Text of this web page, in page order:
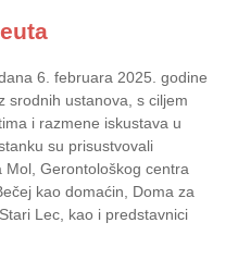
6. februara 2025. godine
srodnih ustanova, s ciljem
i razmene iskustava u
su prisustvovali
Mol, Gerontološkog centra
kao domaćin, Doma za
Lec, kao i predstavnici